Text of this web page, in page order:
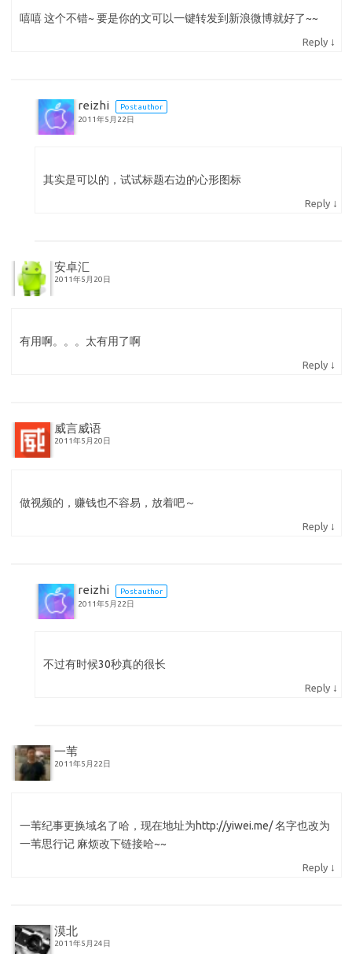
嘻嘻 这个不错~ 要是你的文可以一键转发到新浪微博就好了~~
Reply ↓
reizhi
Post author
2011年5月22日
其实是可以的，试试标题右边的心形图标
Reply ↓
安卓汇
2011年5月20日
有用啊。。。太有用了啊
Reply ↓
威言威语
2011年5月20日
做视频的，赚钱也不容易，放着吧～
Reply ↓
reizhi
Post author
2011年5月22日
不过有时候30秒真的很长
Reply ↓
一苇
2011年5月22日
一苇纪事更换域名了哈，现在地址为http://yiwei.me/ 名字也改为
一苇思行记 麻烦改下链接哈~~
Reply ↓
漠北
2011年5月24日